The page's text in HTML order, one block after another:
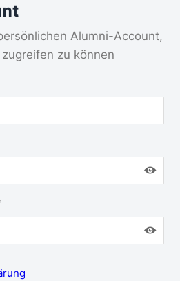
Alumni-Account,
zu können